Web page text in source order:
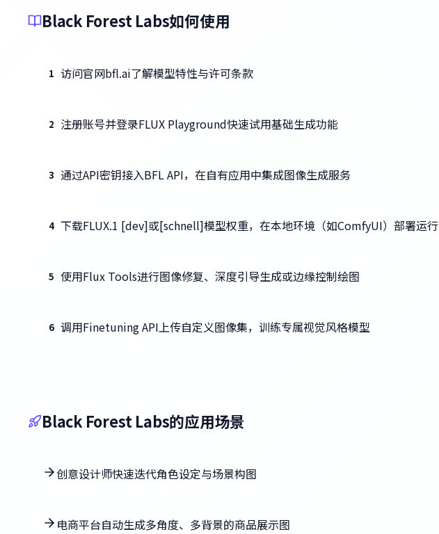
Black Forest Labs如何使用
1 访问官网bfl.ai了解模型特性与许可条款
2 注册账号并登录FLUX Playground快速试用基础生成功能
3 通过API密钥接入BFL API，在自有应用中集成图像生成服务
4 下载FLUX.1 [dev]或[schnell]模型权重，在本地环境（如ComfyUI）部署运行
5 使用Flux Tools进行图像修复、深度引导生成或边缘控制绘图
6 调用Finetuning API上传自定义图像集，训练专属视觉风格模型
Black Forest Labs的应用场景
创意设计师快速迭代角色设定与场景构图
电商平台自动生成多角度、多背景的商品展示图